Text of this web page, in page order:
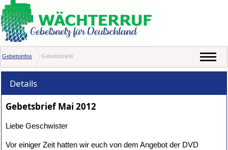
Gebetsinfos Gebetsbriefe
Details
Gebetsbrief Mai 2012
Liebe Geschwister
Vor einiger Zeit hatten wir euch von dem Angebot der DVD